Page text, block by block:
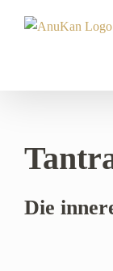
Inhalt
Die